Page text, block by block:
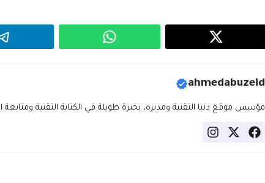
ahmedabuzeid
مؤسس موقع دنيا التقنية ومديره، بخبرة طويلة في الكتابة التقنية ومتابعة